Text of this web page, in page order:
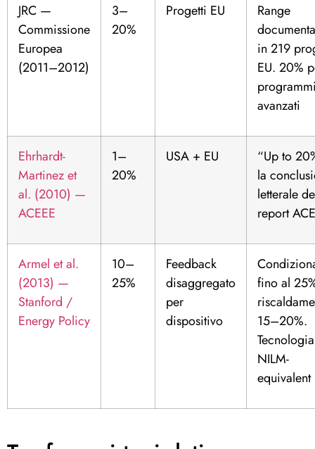
JRC —
Commissione
Europea
(2011–2012)
3–
20%
Progetti EU
Range
in 219
EU. 20%
avanzati
Ehrhardt-
Martinez et
al. (2010) —
ACEEE
1–
20%
USA + EU
“Up to
la
letterale
report
Armel et al.
(2013) —
Stanford /
Energy Policy
10–
25%
Feedback
disaggregato
per
dispositivo
fino al
15–20%.
Tecnologia
NILM-
equivalent